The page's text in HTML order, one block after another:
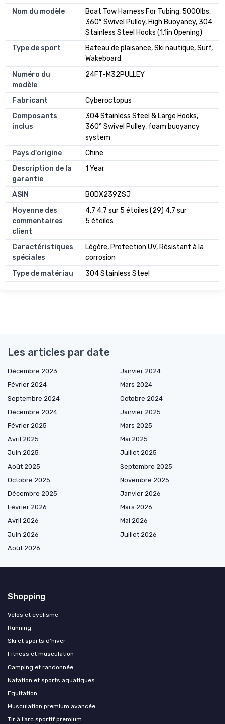
Nom du modèle
Boat Tow Harness For Tubing, 5000lbs,
360° Swivel Pulley, High Buoyancy, 304
Stainless Steel Hooks (1.1in Opening)
Type de sport
Bateau de plaisance, Ski nautique, Surf,
Wakeboard
Numéro du
modèle
24FT-M32PULLEY
Fabricant
Cyberoctopus
Composants
inclus
304 Stainless Steel & Large Hooks,
360° Swivel Pulley, foam buoyancy
system
Pays d'origine
Chine
Description de la
garantie
1 Year
ASIN
B0DX239ZSJ
Moyenne des
commentaires
client
4,7 4,7 sur 5 étoiles (29) 4,7 sur
5 étoiles
Caractéristiques
spéciales
Légère, Protection UV, Résistant à la
corrosion
Type de matériau
304 Stainless Steel
Les articles par date
Décembre 2023
Janvier 2024
Février 2024
Mars 2024
Septembre 2024
Octobre 2024
Décembre 2024
Janvier 2025
Février 2025
Mars 2025
Avril 2025
Mai 2025
Juin 2025
Juillet 2025
Août 2025
Septembre 2025
Octobre 2025
Novembre 2025
Décembre 2025
Janvier 2026
Février 2026
Mars 2026
Avril 2026
Mai 2026
Juin 2026
Juillet 2026
Août 2026
Shopping
Vélos et cyclisme
Running
Ski et sports d'hiver
Fitness et musculation
Camping et randonnée
Natation et sports aquatiques
Equitation
Musculation premium avancée
Tir à l’arc sportif premium